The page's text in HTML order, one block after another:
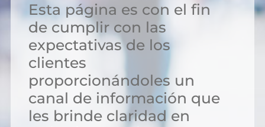
Esta página es con el fin
de cumplir con las
expectativas de los
clientes
proporcionándoles un
canal de información que
les brinde claridad en